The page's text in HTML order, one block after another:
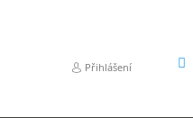
Přihlášení